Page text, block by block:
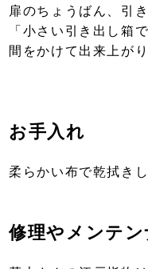
扉のちょうばん、引
「小さい引き出し箱
間をかけて出来上がり
お手入れ
柔らかい布で乾拭き
修理やメンテン